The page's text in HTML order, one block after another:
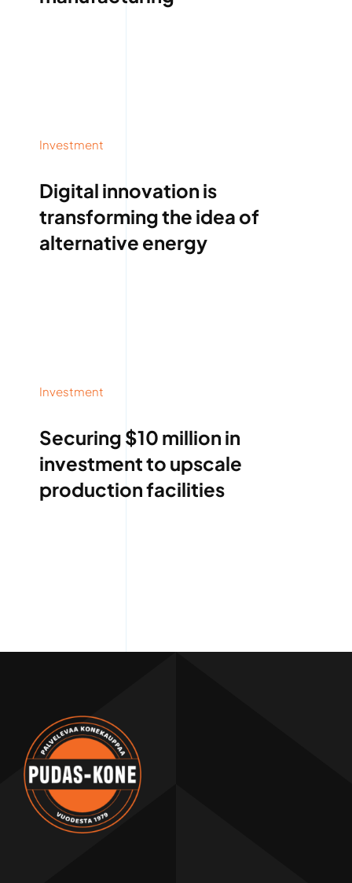
Investment
Digital innovation is
transforming the idea of
alternative energy
Investment
Securing $10 million in
investment to upscale
production facilities